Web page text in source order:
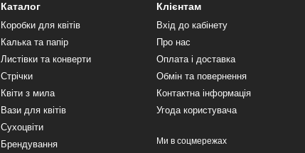
Каталог
Коробки для квітів
Калька та папір
Листівки та конверти
Стрічки
Квіти з мила
Вази для квітів
Сухоцвіти
Брендування
Клієнтам
Вхід до кабінету
Про нас
Оплата і доставка
Обмін та повернення
Контактна інформація
Угода користувача
Ми в соцмережах